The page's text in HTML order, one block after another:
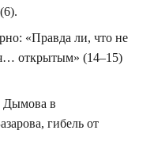
«Правда ли, что не
открытым» (14–15)
Дымова в
гибель от